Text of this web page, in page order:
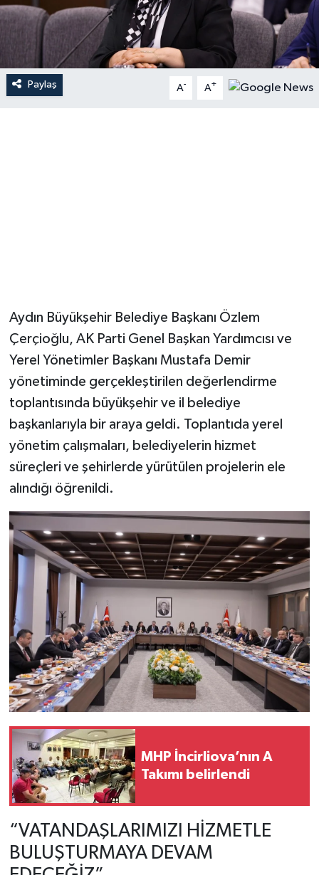
Paylaş A- A+
Aydın Büyükşehir Belediye Başkanı Özlem
Çerçioğlu, AK Parti Genel Başkan Yardımcısı ve
Yerel Yönetimler Başkanı Mustafa Demir
yönetiminde gerçekleştirilen değerlendirme
toplantısında büyükşehir ve il belediye
başkanlarıyla bir araya geldi. Toplantıda yerel
yönetim çalışmaları, belediyelerin hizmet
süreçleri ve şehirlerde yürütülen projelerin ele
alındığı öğrenildi.
MHP İncirliova’nın A
Takımı belirlendi
“VATANDAŞLARIMIZI HİZMETLE
BULUŞTURMAYA DEVAM